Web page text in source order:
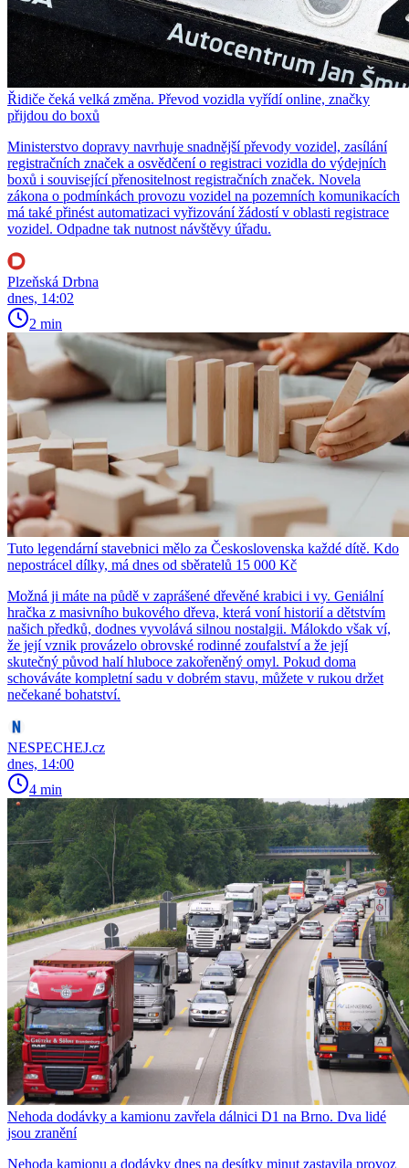
Řidiče čeká velká změna. Převod vozidla vyřídí online, značky
přijdou do boxů
Ministerstvo dopravy navrhuje snadnější převody vozidel, zasílání
registračních značek a osvědčení o registraci vozidla do výdejních
boxů i související přenositelnost registračních značek. Novela
zákona o podmínkách provozu vozidel na pozemních komunikacích
má také přinést automatizaci vyřizování žádostí v oblasti registrace
vozidel. Odpadne tak nutnost návštěvy úřadu.
Plzeňská Drbna
dnes, 14:02
2 min
Tuto legendární stavebnici mělo za Československa každé dítě. Kdo
nepostrácel dílky, má dnes od sběratelů 15 000 Kč
Možná ji máte na půdě v zaprášené dřevěné krabici i vy. Geniální
hračka z masivního bukového dřeva, která voní historií a dětstvím
našich předků, dodnes vyvolává silnou nostalgii. Málokdo však ví,
že její vznik provázelo obrovské rodinné zoufalství a že její
skutečný původ halí hluboce zakořeněný omyl. Pokud doma
schováváte kompletní sadu v dobrém stavu, můžete v rukou držet
nečekané bohatství.
NESPECHEJ.cz
dnes, 14:00
4 min
Nehoda dodávky a kamionu zavřela dálnici D1 na Brno. Dva lidé
jsou zranění
Nehoda kamionu a dodávky dnes na desítky minut zastavila provoz